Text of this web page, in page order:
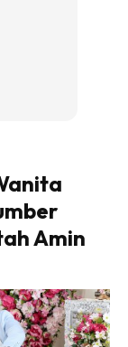
Amin